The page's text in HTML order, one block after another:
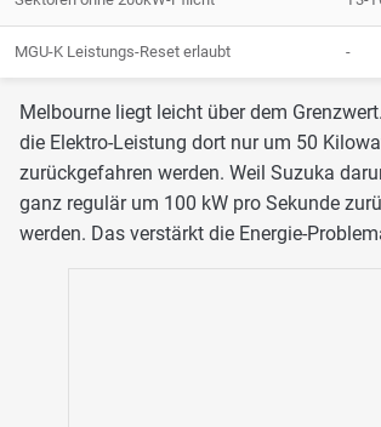
MGU-K Leistungs-Reset erlaubt -
Melbourne liegt leicht über dem
die Elektro-Leistung dort nur um 50
zurückgefahren werden. Weil Suzuka
ganz regulär um 100 kW pro Sekunde
werden. Das verstärkt die Energie-